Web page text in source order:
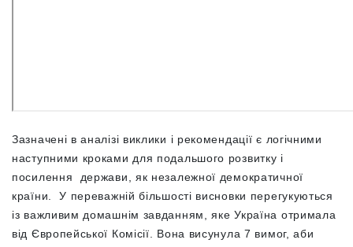
Зазначені в аналізі виклики і рекомендації є логічними
наступними кроками для подальшого розвитку і
посилення держави, як незалежної демократичної
країни. У переважній більшості висновки перегукуються
із важливим домашнім завданням, яке Україна отримала
від Європейської Комісії. Вона висунула 7 вимог, аби